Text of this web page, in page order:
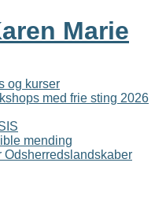
og kurser
med frie sting 2026
mending
Odsherredslandskaber